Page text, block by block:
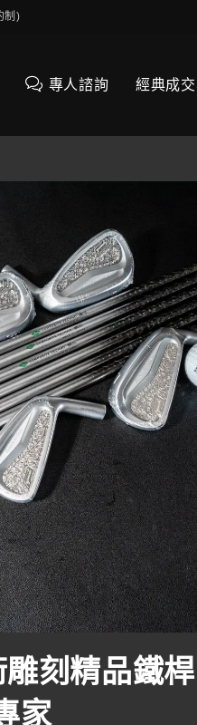
制)
專人諮詢 經典成交
刻精品鐵
家